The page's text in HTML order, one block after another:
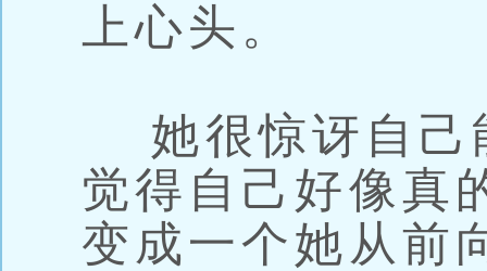
上心头。
她很惊讶自己
觉得自己好像真
变成一个她从前